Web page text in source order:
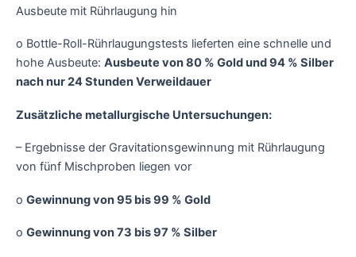
Ausbeute mit Rührlaugung hin
o Bottle-Roll-Rührlaugungstests lieferten eine schnelle und
hohe Ausbeute: Ausbeute von 80 % Gold und 94 % Silber
nach nur 24 Stunden Verweildauer
Zusätzliche metallurgische Untersuchungen:
– Ergebnisse der Gravitationsgewinnung mit Rührlaugung
von fünf Mischproben liegen vor
o Gewinnung von 95 bis 99 % Gold
o Gewinnung von 73 bis 97 % Silber